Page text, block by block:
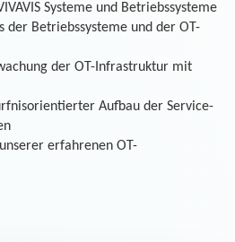
Systeme und Betriebssysteme
der Betriebssysteme und der OT-
der OT-Infrastruktur mit
Aufbau der Service-
erfahrenen OT-